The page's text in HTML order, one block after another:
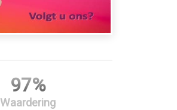
97%
Waardering